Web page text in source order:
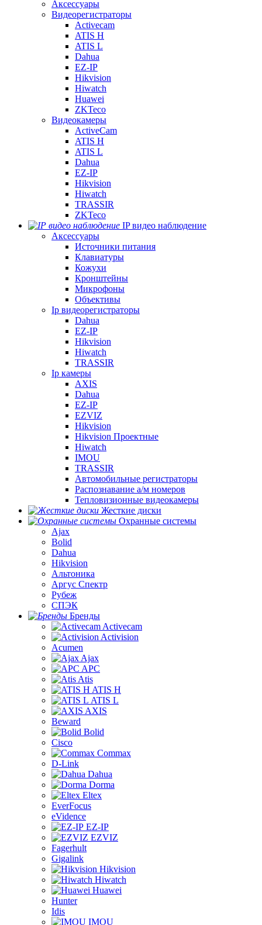
Аксессуары
Видеорегистраторы
Activecam
ATIS H
ATIS L
Dahua
EZ-IP
Hikvision
Hiwatch
Huawei
ZKTeco
Видеокамеры
ActiveCam
ATIS H
ATIS L
Dahua
EZ-IP
Hikvision
Hiwatch
TRASSIR
ZKTeco
IP видео наблюдение
Аксессуары
Источники питания
Клавиатуры
Кожухи
Кронштейны
Микрофоны
Объективы
Ip видеорегистраторы
Dahua
EZ-IP
Hikvision
Hiwatch
TRASSIR
Ip камеры
AXIS
Dahua
EZ-IP
EZVIZ
Hikvision
Hikvision Проектные
Hiwatch
IMOU
TRASSIR
Автомобильные регистраторы
Распознавание а/м номеров
Тепловизионные видеокамеры
Жесткие диски
Охранные системы
Ajax
Bolid
Dahua
Hikvision
Альтоника
Аргус Спектр
Рубеж
СПЭК
Бренды
Activecam
Activision
Acumen
Ajax
APC
Atis
ATIS H
ATIS L
AXIS
Beward
Bolid
Cisco
Commax
D-Link
Dahua
Dorma
Eltex
EverFocus
eVidence
EZ-IP
EZVIZ
Fagerhult
Gigalink
Hikvision
Hiwatch
Huawei
Hunter
Idis
IMOU